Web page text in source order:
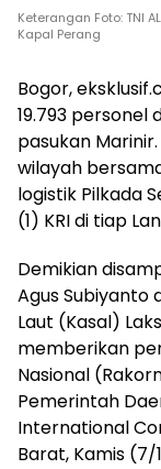
Keterangan Foto: TNI
Kapal Perang
Bogor,
19.793 personel
pasukan
wilayah
logistik Pilkada
(1) KRI di tiap
Demikian
Agus Subiyanto
Laut (Kasal)
memberikan
Nasional
Pemerintah
International
Barat, Kamis (7/